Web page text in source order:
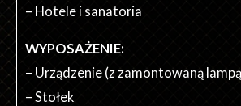
– Hotele i sanatoria
WYPOSAŻENIE:
– Urządzenie (z zamontowaną
– Stołek